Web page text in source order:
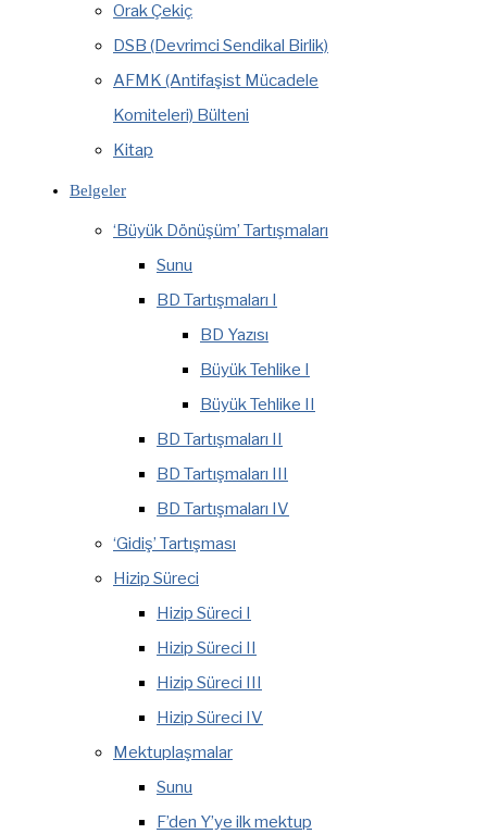
Orak Çekiç
DSB (Devrimci Sendikal Birlik)
AFMK (Antifaşist Mücadele
Komiteleri) Bülteni
Kitap
Belgeler
‘Büyük Dönüşüm’ Tartışmaları
Sunu
BD Tartışmaları I
BD Yazısı
Büyük Tehlike I
Büyük Tehlike II
BD Tartışmaları II
BD Tartışmaları III
BD Tartışmaları IV
‘Gidiş’ Tartışması
Hizip Süreci
Hizip Süreci I
Hizip Süreci II
Hizip Süreci III
Hizip Süreci IV
Mektuplaşmalar
Sunu
F’den Y’ye ilk mektup